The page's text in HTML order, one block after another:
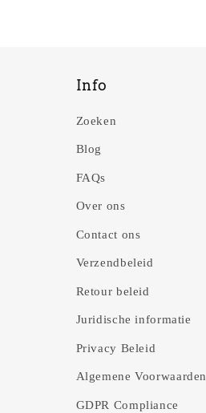
Info
Zoeken
Blog
FAQs
Over ons
Contact ons
Verzendbeleid
Retour beleid
Juridische informatie
Privacy Beleid
Algemene Voorwaarden
GDPR Compliance